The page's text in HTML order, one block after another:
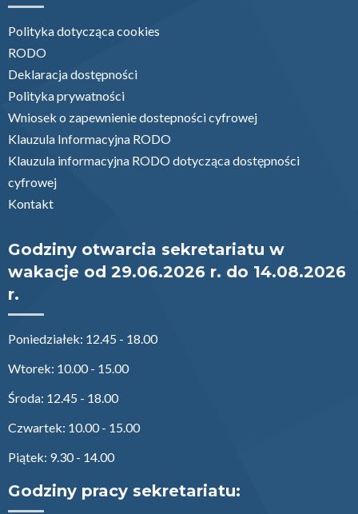
Polityka dotycząca cookies
RODO
Deklaracja dostępności
Polityka prywatności
Wniosek o zapewnienie dostepności cyfrowej
Klauzula Informacyjna RODO
Klauzula informacyjna RODO dotycząca dostępności
cyfrowej
Kontakt
Godziny otwarcia sekretariatu w
wakacje od 29.06.2026 r. do 14.08.2026
r.
Poniedziałek: 12.45 - 18.00
Wtorek: 10.00 - 15.00
Środa: 12.45 - 18.00
Czwartek: 10.00 - 15.00
Piątek: 9.30 - 14.00
Godziny pracy sekretariatu: